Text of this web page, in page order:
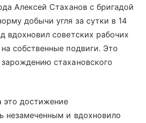
Алексей Стаханов c бригадой
добычи угля за сутки в 14
вдохновил советских рабочих
собственные подвиги. Это
стахановского
это достижение
незамеченным и вдохновило